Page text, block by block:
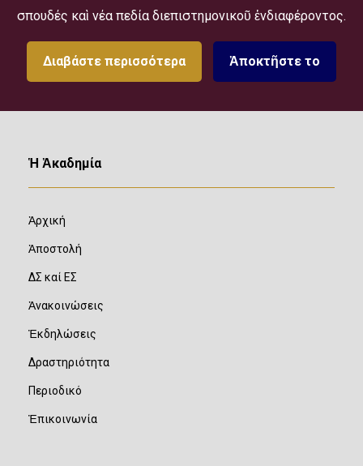
σπουδές καὶ νέα πεδία διεπιστημονικοῦ ἐνδιαφέροντος.
Διαβάστε περισσότερα Ἀποκτῆστε το
Ἡ Ἀκαδημία
Ἀρχική
Ἀποστολή
ΔΣ καί ΕΣ
Ἀνακοινώσεις
Ἐκδηλώσεις
Δραστηριότητα
Περιοδικό
Ἐπικοινωνία